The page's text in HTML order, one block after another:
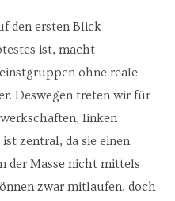
den ersten Blick
ist, macht
ohne reale
Deswegen treten wir für
linken
zentral, da sie einen
der Masse nicht mittels
zwar mitlaufen, doch